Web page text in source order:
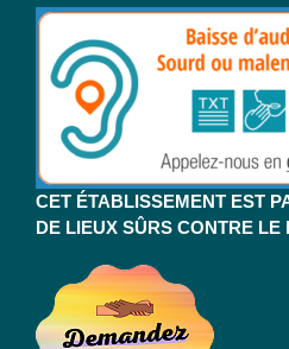
CET ÉTABLISSEMENT EST
DE LIEUX SÛRS CONTRE